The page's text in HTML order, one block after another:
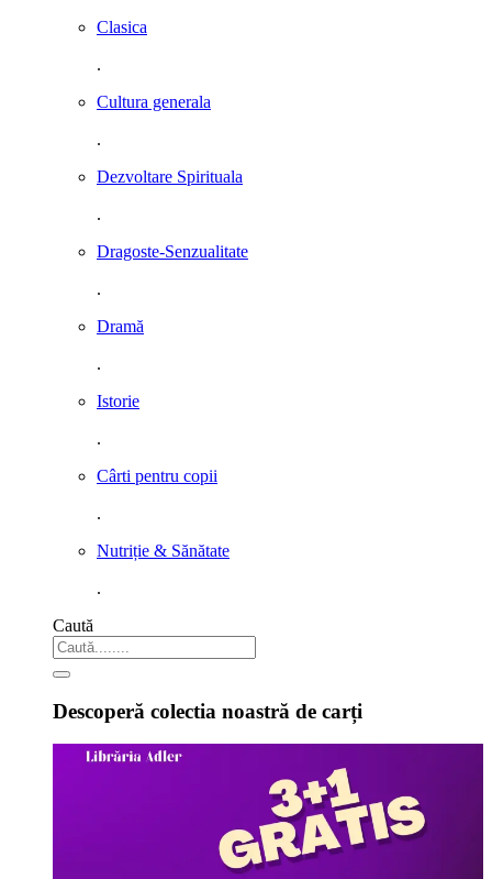
Clasica
.
Cultura generala
.
Dezvoltare Spirituala
.
Dragoste-Senzualitate
.
Dramă
.
Istorie
.
Cârti pentru copii
.
Nutriție & Sănătate
.
Caută
Descoperă colectia noastră de carți